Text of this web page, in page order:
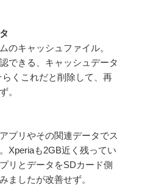
のキャッシュファイル。
できる、キャッシュデータ
くこれだと削除して、再
。
プリやその関連データでス
Xperiaも2GB近く残ってい
リとデータをSDカード側
ましたが改善せず。